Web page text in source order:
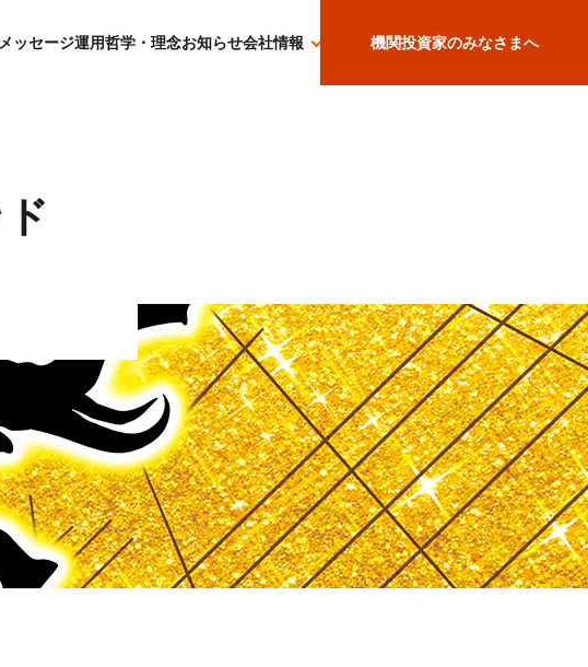
ッセージ運用哲学・理念お知らせ会社情報 機関投資家のみなさまへ